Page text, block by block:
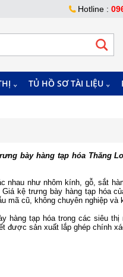
TỦ HỒ SƠ TÀI LIỆU
bày hàng tạp hóa Thăng
như nhôm kính, gỗ, sắt
kệ trưng bày hàng tạp hóa
mã cũ, không chuyên nghiệp và
hàng tạp hóa trong các siêu
được sản xuất lắp ghép chính
Hotline :